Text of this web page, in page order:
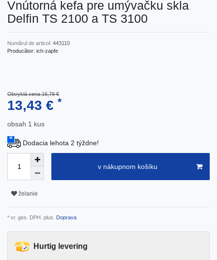
Vnútorná kefa pre umývačku skla
Delfin TS 2100 a TS 3100
Numărul de articol: 443110
Producător: ich-zapfe
Obvyklá cena 16,79 €
13,43 € *
obsah 1 kus
Dodacia lehota 2 týždne!
v nákupnom košíku
želanie
* vr. ges. DPH. plus. Doprava
Hurtig levering